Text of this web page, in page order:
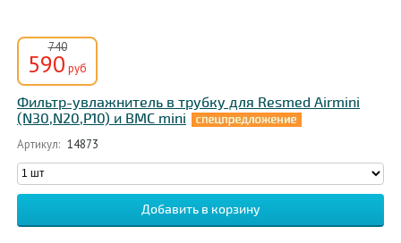
740
590 руб
Фильтр-увлажнитель в трубку для Resmed Airmini
(N30,N20,P10) и BMC mini
Артикул: 14873